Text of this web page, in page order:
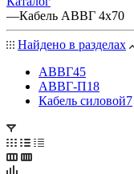
—Кабель АВВГ 4х70
Найдено в разделах
АВВГ45
АВВГ-П18
Кабель силовой7